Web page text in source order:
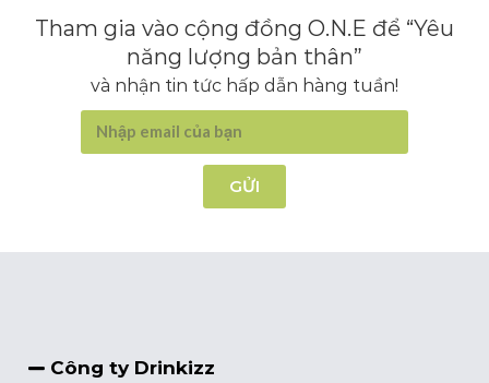
Tham gia vào cộng đồng O.N.E để “Yêu
năng lượng bản thân”
và nhận tin tức hấp dẫn hàng tuần!
GỬI
Công ty Drinkizz